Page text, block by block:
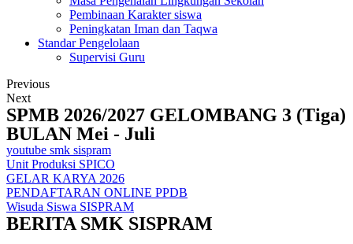
Pembinaan Karakter siswa
Peningkatan Iman dan Taqwa
Standar Pengelolaan
Supervisi Guru
Previous
Next
SPMB 2026/2027 GELOMBANG 3 (Tiga)
BULAN Mei - Juli
youtube smk sispram
Unit Produksi SPICO
GELAR KARYA 2026
PENDAFTARAN ONLINE PPDB
Wisuda Siswa SISPRAM
BERITA SMK SISPRAM